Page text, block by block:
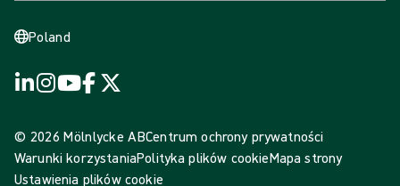
Poland
© 2026 Mölnlycke ABCentrum ochrony prywatności
Warunki korzystaniaPolityka plików cookieMapa strony
Ustawienia plików cookie